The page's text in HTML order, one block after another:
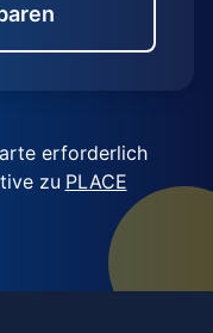
erforderlich
zu PLACE